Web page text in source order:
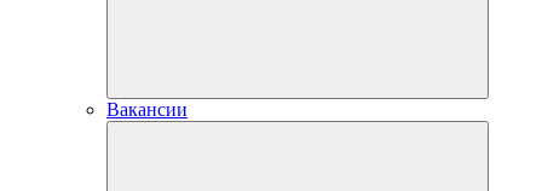
Вакансии